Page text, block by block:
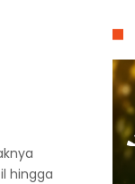
hingga